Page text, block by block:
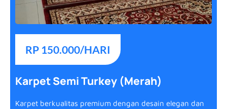
RP 150.000/HARI
Karpet Semi Turkey (Merah)
Karpet berkualitas premium dengan desain elegan dan